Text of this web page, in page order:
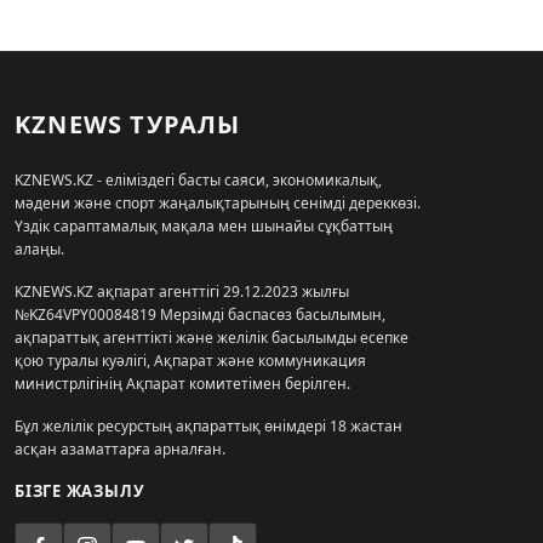
KZNEWS ТУРАЛЫ
KZNEWS.KZ - еліміздегі басты саяси, экономикалық,
мәдени және спорт жаңалықтарының сенімді дереккөзі.
Үздік сараптамалық мақала мен шынайы сұқбаттың
алаңы.
KZNEWS.KZ ақпарат агенттігі 29.12.2023 жылғы
№KZ64VPY00084819 Мерзімді баспасөз басылымын,
ақпараттық агенттікті және желілік басылымды есепке
қою туралы куәлігі, Ақпарат және коммуникация
министрлігінің Ақпарат комитетімен берілген.
Бұл желілік ресурстың ақпараттық өнімдері 18 жастан
асқан азаматтарға арналған.
БІЗГЕ ЖАЗЫЛУ